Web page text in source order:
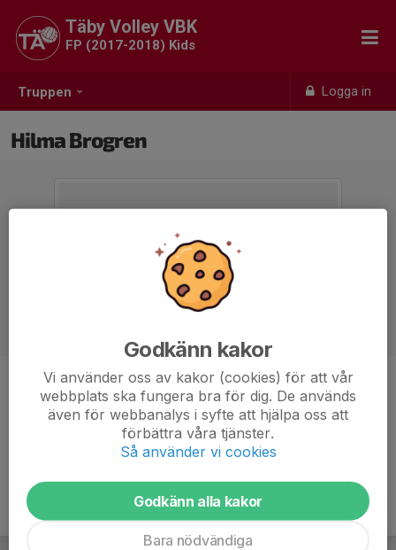
Truppen Logga in
Täby Volley VBK
FP (2017-2018) Kids
Hilma Brogren
Position
-
8 år
Godkänn kakor
Vi använder oss av kakor (cookies) för att vår
webbplats ska fungera bra för dig. De används
även för webbanalys i syfte att hjälpa oss att
förbättra våra tjänster.
Så använder vi cookies
Godkänn alla kakor
Bara nödvändiga